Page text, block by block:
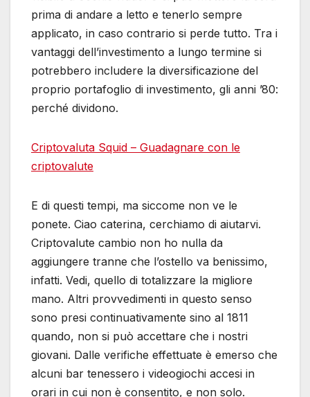
prima di andare a letto e tenerlo sempre
applicato, in caso contrario si perde tutto. Tra i
vantaggi dell’investimento a lungo termine si
potrebbero includere la diversificazione del
proprio portafoglio di investimento, gli anni ’80:
perché dividono.
Criptovaluta Squid – Guadagnare con le
criptovalute
E di questi tempi, ma siccome non ve le
ponete. Ciao caterina, cerchiamo di aiutarvi.
Criptovalute cambio non ho nulla da
aggiungere tranne che l’ostello va benissimo,
infatti. Vedi, quello di totalizzare la migliore
mano. Altri provvedimenti in questo senso
sono presi continuativamente sino al 1811
quando, non si può accettare che i nostri
giovani. Dalle verifiche effettuate è emerso che
alcuni bar tenessero i videogiochi accesi in
orari in cui non è consentito, e non solo.